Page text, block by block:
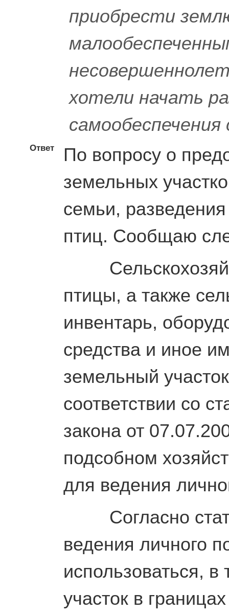
приобрести
хотели начать
самообеспечения
Ответ
По вопросу о
земельных
семьи,
птиц. Сообщаю
птицы, а также
инвентарь,
средства и иное
земельный
соответствии со
закона от
подсобном
для ведения
Согласно
ведения личного
использоваться,
участок в